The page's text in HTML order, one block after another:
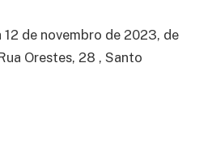
de novembro de 2023, de
Orestes, 28 , Santo